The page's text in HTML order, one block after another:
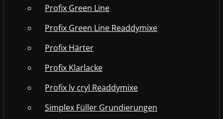
Profix Green Line
Profix Green Line Readdymixe
Profix Härter
Profix Klarlacke
Profix lv cryl Readdymixe
Simplex Füller Grundierungen